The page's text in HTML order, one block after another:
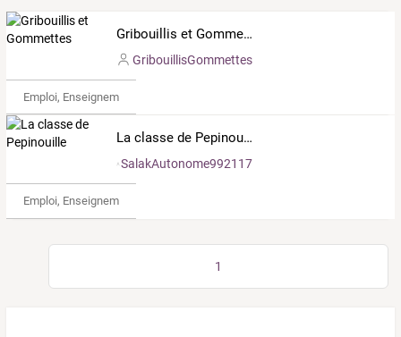
Gribouillis et Gommettes
GribouillisGommettes
Emploi, Enseignement & Etudes
La classe de Pepinouille
SalakAutonome992117
Emploi, Enseignement & Etudes
1